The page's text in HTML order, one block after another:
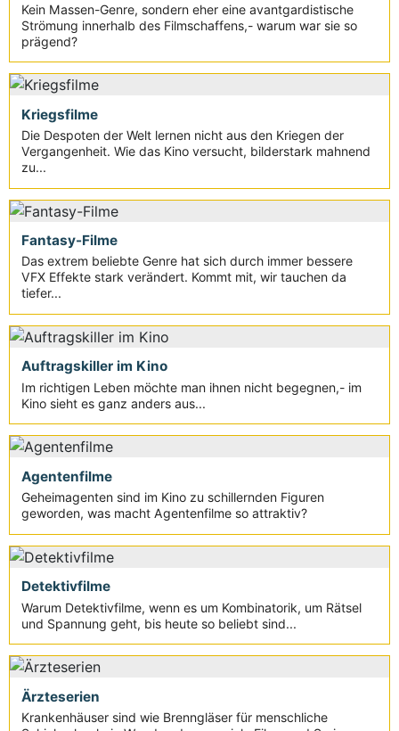
Kein Massen-Genre, sondern eher eine avantgardistische
Strömung innerhalb des Filmschaffens,- warum war sie so
prägend?
Kriegsfilme
Die Despoten der Welt lernen nicht aus den Kriegen der
Vergangenheit. Wie das Kino versucht, bilderstark mahnend
zu...
Fantasy-Filme
Das extrem beliebte Genre hat sich durch immer bessere
VFX Effekte stark verändert. Kommt mit, wir tauchen da
tiefer...
Auftragskiller im Kino
Im richtigen Leben möchte man ihnen nicht begegnen,- im
Kino sieht es ganz anders aus...
Agentenfilme
Geheimagenten sind im Kino zu schillernden Figuren
geworden, was macht Agentenfilme so attraktiv?
Detektivfilme
Warum Detektivfilme, wenn es um Kombinatorik, um Rätsel
und Spannung geht, bis heute so beliebt sind...
Ärzteserien
Krankenhäuser sind wie Brenngläser für menschliche